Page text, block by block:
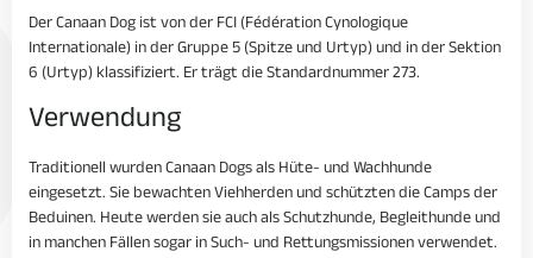
Der Canaan Dog ist von der FCI (Fédération Cynologique
Internationale) in der Gruppe 5 (Spitze und Urtyp) und in der Sektion
6 (Urtyp) klassifiziert. Er trägt die Standardnummer 273.
Verwendung
Traditionell wurden Canaan Dogs als Hüte- und Wachhunde
eingesetzt. Sie bewachten Viehherden und schützten die Camps der
Beduinen. Heute werden sie auch als Schutzhunde, Begleithunde und
in manchen Fällen sogar in Such- und Rettungsmissionen verwendet.